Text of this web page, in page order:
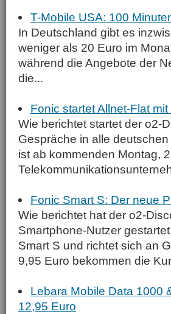
T-Mobile USA: 100
In Deutschland gibt es
weniger als 20 Euro im
während die Angebote der
die...
Fonic startet Allnet-Flat
Wie berichtet startet der o2-
Gespräche in alle
ist ab kommenden Montag,
Fonic Smart S: Der neue
Wie berichtet hat der o2-
Smartphone-Nutzer
Smart S und richtet sich an
9,95 Euro bekommen die
Lebara Mobile Data 1000
12,95 Euro